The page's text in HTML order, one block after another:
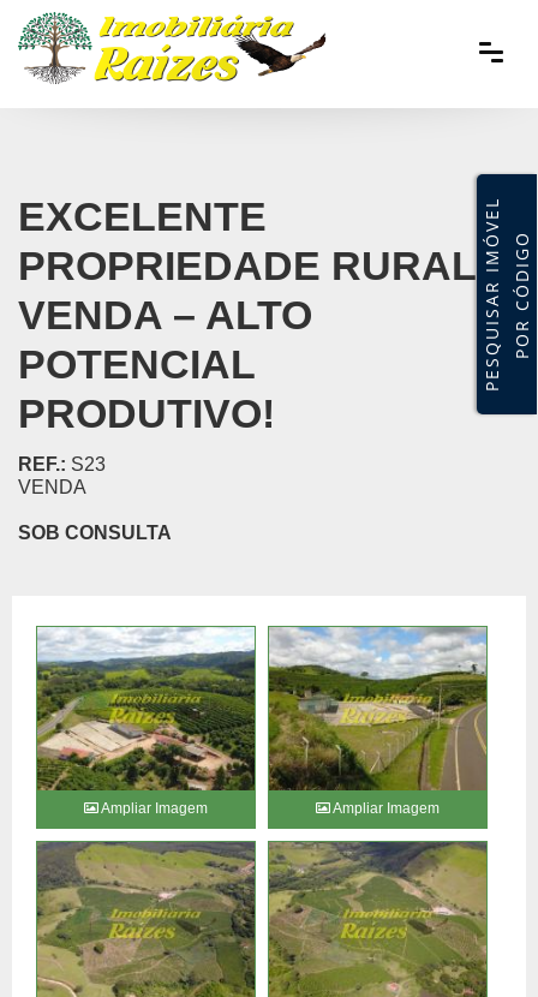
P
E
S
Q
U
I
S
A
R
I
MÓ
V
E
L
P
O
R
C
Ó
D
I
GO
EXCELENTE
PROPRIEDADE RURAL À
VENDA – ALTO
POTENCIAL
PRODUTIVO!
REF.: S23
VENDA
SOB CONSULTA
Ampliar Imagem Ampliar Imagem